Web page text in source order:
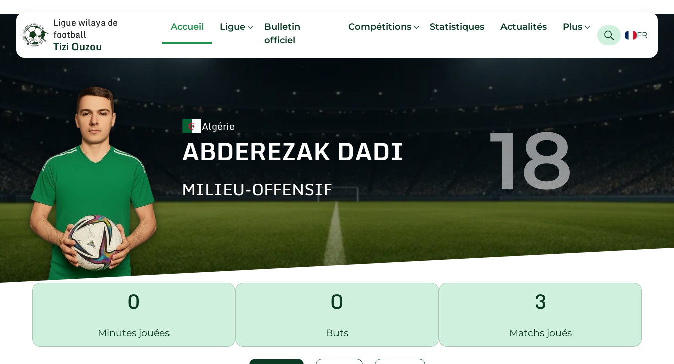
Ligue wilaya de
football
Tizi Ouzou
Accueil Ligue
Bulletin
officiel
Compétitions Statistiques Actualités Plus
FR
Algérie
ABDEREZAK DADI
MILIEU-OFFENSIF 18
0
Minutes jouées
0
Buts
3
Matchs joués